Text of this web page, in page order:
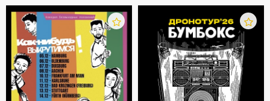
множеством различных наград и премий. Все
концерты Валерии проходят с неизменным
аншлагом и всякий раз становятся значимым
событием для её поклонников.
Секрет такой популярности кроется не только
в великолепных вокальных данных и